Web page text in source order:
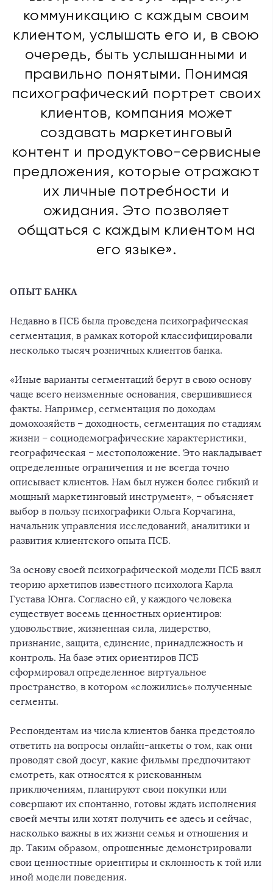
коммуникацию с каждым своим
клиентом, услышать его и, в свою
очередь, быть услышанными и
правильно понятыми. Понимая
психографический портрет своих
клиентов, компания может
создавать маркетинговый
контент и продуктово-сервисные
предложения, которые отражают
их личные потребности и
ожидания. Это позволяет
общаться с каждым клиентом на
его языке».
ОПЫТ БАНКА
Недавно в ПСБ была проведена психографическая
сегментация, в рамках которой классифицировали
несколько тысяч розничных клиентов банка.
«Иные варианты сегментаций берут в свою основу
чаще всего неизменные основания, свершившиеся
факты. Например, сегментация по доходам
домохозяйств – доходность, сегментация по стадиям
жизни – социодемографические характеристики,
географическая – местоположение. Это накладывает
определенные ограничения и не всегда точно
описывает клиентов. Нам был нужен более гибкий и
мощный маркетинговый инструмент», – объясняет
выбор в пользу психографики Ольга Корчагина,
начальник управления исследований, аналитики и
развития клиентского опыта ПСБ.
За основу своей психографической модели ПСБ взял
теорию архетипов известного психолога Карла
Густава Юнга. Согласно ей, у каждого человека
существует восемь ценностных ориентиров:
удовольствие, жизненная сила, лидерство,
признание, защита, единение, принадлежность и
контроль. На базе этих ориентиров ПСБ
сформировал определенное виртуальное
пространство, в котором «сложились» полученные
сегменты.
Респондентам из числа клиентов банка предстояло
ответить на вопросы онлайн-анкеты о том, как они
проводят свой досуг, какие фильмы предпочитают
смотреть, как относятся к рискованным
приключениям, планируют свои покупки или
совершают их спонтанно, готовы ждать исполнения
своей мечты или хотят получить ее здесь и сейчас,
насколько важны в их жизни семья и отношения и
др. Таким образом, опрошенные демонстрировали
свои ценностные ориентиры и склонность к той или
иной модели поведения.